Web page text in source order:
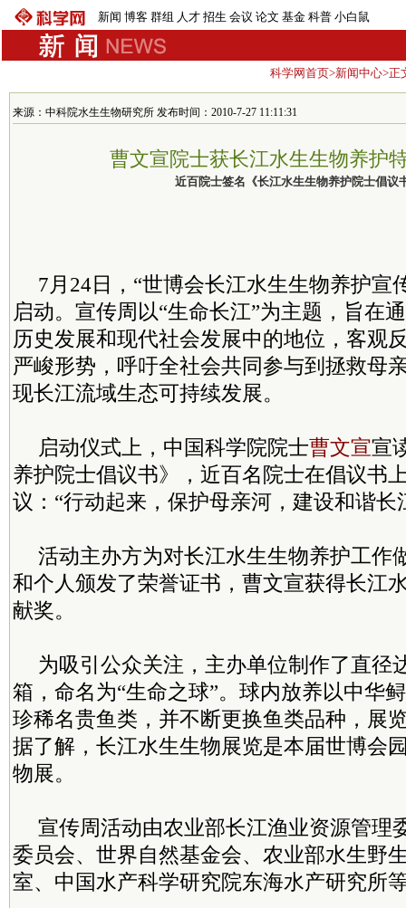
新闻 博客 群组 人才 招生 会议 论文 基金 科普 小白鼠
科学网首页>新闻中心>正
来源：中科院水生生物研究所 发布时间：2010-7-27 11:11:31
曹文宣院士获长江水生生物养护
近百院士签名《长江水生生物养护院士倡议
7月24日，“世博会长江水生生物养护宣
启动。宣传周以“生命长江”为主题，旨在
历史发展和现代社会发展中的地位，客观
严峻形势，呼吁全社会共同参与到拯救母
现长江流域生态可持续发展。
启动仪式上，中国科学院院士曹文宣宣
养护院士倡议书》，近百名院士在倡议书
议：“行动起来，保护母亲河，建设和谐长
活动主办方为对长江水生生物养护工作
和个人颁发了荣誉证书，曹文宣获得长江
献奖。
为吸引公众关注，主办单位制作了直径
箱，命名为“生命之球”。球内放养以中华
珍稀名贵鱼类，并不断更换鱼类品种，展
据了解，长江水生生物展览是本届世博会
物展。
宣传周活动由农业部长江渔业资源管理
委员会、世界自然基金会、农业部水生野
室、中国水产科学研究院东海水产研究所